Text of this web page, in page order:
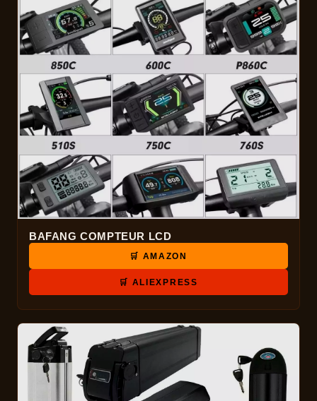
BAFANG COMPTEUR LCD
🛒 AMAZON
🛒 ALIEXPRESS